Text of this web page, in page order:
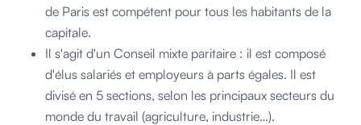
de Paris est compétent pour tous les habitants de la
capitale.
Il s'agit d'un Conseil mixte paritaire : il est composé
d'élus salariés et employeurs à parts égales. Il est
divisé en 5 sections, selon les principaux secteurs du
monde du travail (agriculture, industrie…).